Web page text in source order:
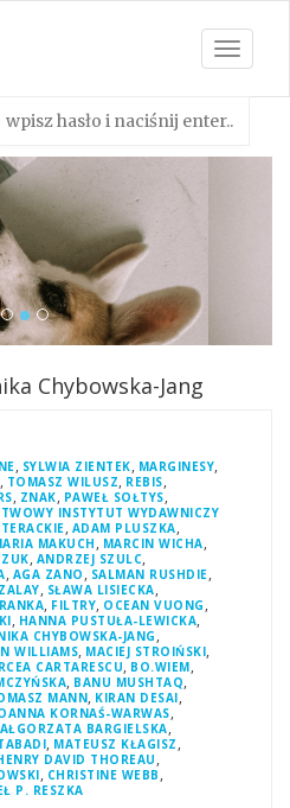
Toggle
Chybowska-Jang
, SYLWIA ZIENTEK, MARGINESY,
, TOMASZ WILUSZ, REBIS,
, ZNAK, PAWEŁ SOŁTYS,
INSTYTUT WYDAWNICZY
, ADAM PLUSZKA,
MAKUCH , MARCIN WICHA,
, ANDRZEJ SZULC,
, AGA ZANO , SALMAN RUSHDIE,
, SŁAWA LISIECKA,
, FILTRY, OCEAN VUONG ,
, HANNA PUSTUŁA-LEWICKA,
CHYBOWSKA-JANG ,
WILLIAMS, MACIEJ STROIŃSKI,
CARTARESCU, BO.WIEM,
, BANU MUSHTAQ,
MANN, KIRAN DESAI,
KORNAŚ-WARWAS,
BARGIELSKA,
, MATEUSZ KŁAGISZ ,
DAVID THOREAU ,
, CHRISTINE WEBB ,
P. RESZKA